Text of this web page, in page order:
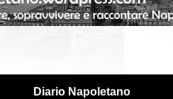
Diario Napoletano